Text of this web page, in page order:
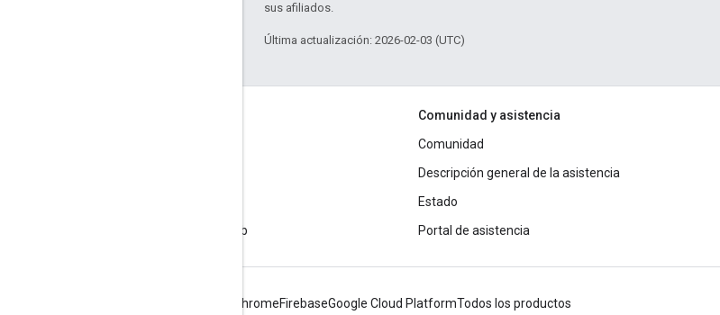
sus afiliados.
Última actualización: 2026-02-03 (UTC)
Libros electrónicos y transmisiones web
Comunidad y asistencia
Comunidad
Descripción general de la asistencia
Estado
Portal de asistencia
ChromeFirebaseGoogle Cloud PlatformTodos los productos